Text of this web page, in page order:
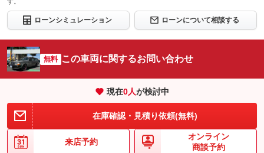
ローンシミュレーション ローンについて相談する
無料 この車両に関するお問い合わせ
現在0人が検討中
在庫確認・見積り依頼(無料)
来店予約
オンライン
商談予約